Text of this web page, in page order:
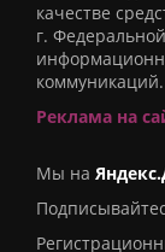
качестве
г.
коммуникаций.
Реклама на
Мы на